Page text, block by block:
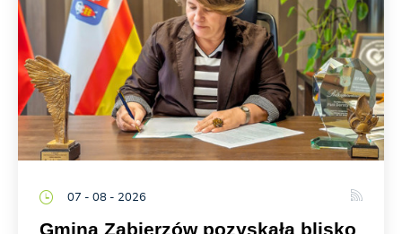
07 - 08 - 2026
Gmina Zabierzów pozyskała blisko